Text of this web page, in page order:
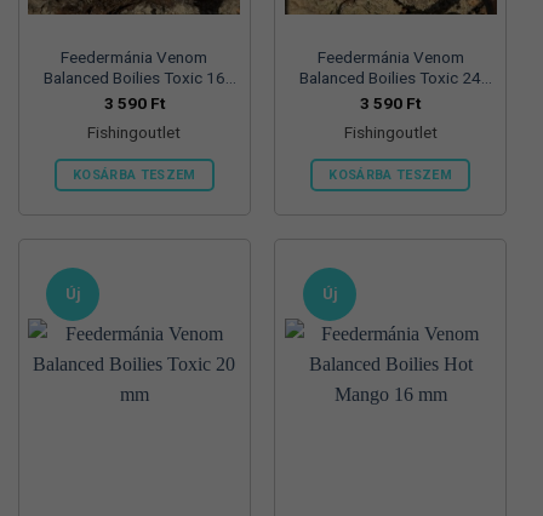
Feedermánia Venom
Balanced Boilies Toxic 16
mm
3 590 Ft
Fishingoutlet
KOSÁRBA TESZEM
Feedermánia Venom
Balanced Boilies Toxic 24
mm
3 590 Ft
Fishingoutlet
KOSÁRBA TESZEM
Új Új